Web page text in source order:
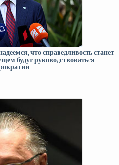
что справедливость станет
будут руководствоваться